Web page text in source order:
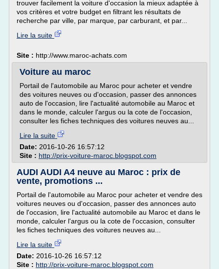
trouver facilement la voiture d'occasion la mieux adaptée à
vos critères et votre budget en filtrant les résultats de
recherche par ville, par marque, par carburant, et par...
Lire la suite
Site : http://www.maroc-achats.com
Voiture au maroc
Portail de l'automobile au Maroc pour acheter et vendre
des voitures neuves ou d'occasion, passer des annonces
auto de l'occasion, lire l'actualité automobile au Maroc et
dans le monde, calculer l'argus ou la cote de l'occasion,
consulter les fiches techniques des voitures neuves au...
Lire la suite
Date: 2016-10-26 16:57:12
Site : http://prix-voiture-maroc.blogspot.com
AUDI AUDI A4 neuve au Maroc : prix de
vente, promotions ...
Portail de l'automobile au Maroc pour acheter et vendre des
voitures neuves ou d'occasion, passer des annonces auto
de l'occasion, lire l'actualité automobile au Maroc et dans le
monde, calculer l'argus ou la cote de l'occasion, consulter
les fiches techniques des voitures neuves au...
Lire la suite
Date: 2016-10-26 16:57:12
Site : http://prix-voiture-maroc.blogspot.com